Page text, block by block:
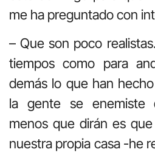
me ha preguntado con
– Que son poco
tiempos como para
demás lo que han
la gente se enemiste
menos que dirán es
nuestra propia casa -he